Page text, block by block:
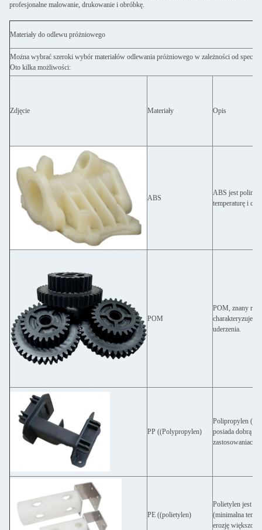
profesjonalne malowanie, drukowanie i obróbkę.
Materiały do odlewu próżniowego
Można wybrać szeroki wybór materiałów odlewania próżniowego w zależności od
Oto kilka możliwości:
Zdjęcie Materiały Opis
ABS
ABS jest
temperaturę i
POM
POM, znany
charakteryzuje
uderzenia.
PP ((Polypropylen)
Polipropylen
posiada dobrą
zastosowaniach.
PE ((polietylen)
Polietylen jest
(minimalna
erozję